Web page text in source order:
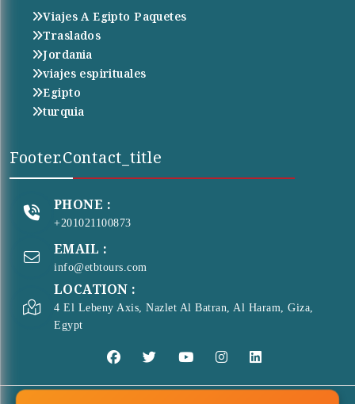
Viajes A Egipto Paquetes
Traslados
Jordania
viajes espirituales
Egipto
turquia
Footer.contact_title
PHONE :
+201021100873
EMAIL :
info@etbtours.com
LOCATION :
4 El Lebeny Axis, Nazlet Al Batran, Al Haram, Giza,
Egypt